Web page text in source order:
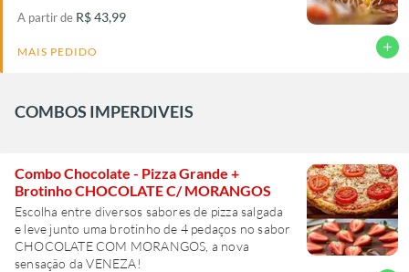
A partir de R$ 43,99
add
MAIS PEDIDO
COMBOS IMPERDIVEIS
Combo Chocolate - Pizza Grande +
Brotinho CHOCOLATE C/ MORANGOS
Escolha entre diversos sabores de pizza salgada
e leve junto uma brotinho de 4 pedaços no sabor
CHOCOLATE COM MORANGOS, a nova
sensação da VENEZA!